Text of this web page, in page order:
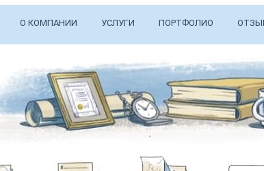
О КОМПАНИИ УСЛУГИ ПОРТФОЛИО